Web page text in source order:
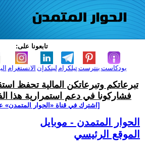
تابعونا على:
الانستغرام لينكدإن تيلكرامبنترست بودكاست
تبرعاتكم وتبرعاتكن المالية تحفظ
فشاركونا في دعم استمرارية هذا
[اشترك في قناة ‫«الحوار المتمدن»
الحوار المتمدن - موبايل
الموقع الرئيسي